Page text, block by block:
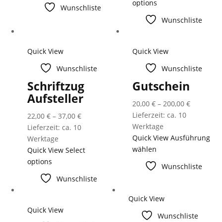
Wunschliste
options
Wunschliste
Quick View
Wunschliste
Schriftzug
Aufsteller
22,00 € – 37,00 €
Lieferzeit: ca. 10
Werktage
Quick View Select
options
Wunschliste
Quick View
Wunschliste
Gutschein
20,00€ –200,00€
Lieferzeit: ca. 10
Werktage
Quick ViewAusführung
wählen
Wunschliste
Quick View
Quick View
Wunschliste